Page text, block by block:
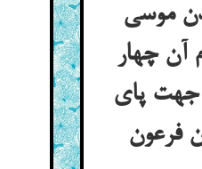
موسی
آن چهار
جهت پای
فرعون